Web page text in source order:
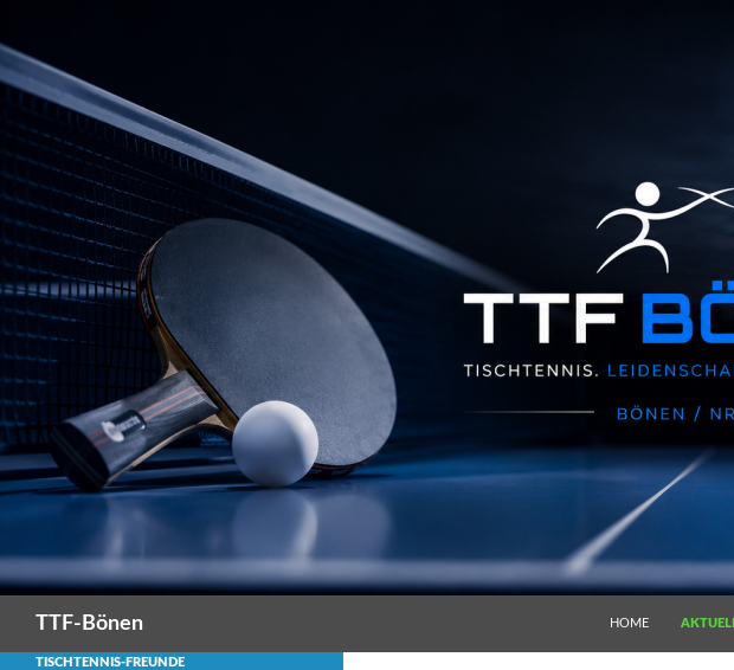
TTF-Bönen
HOME
TISCHTENNIS-FREUNDE